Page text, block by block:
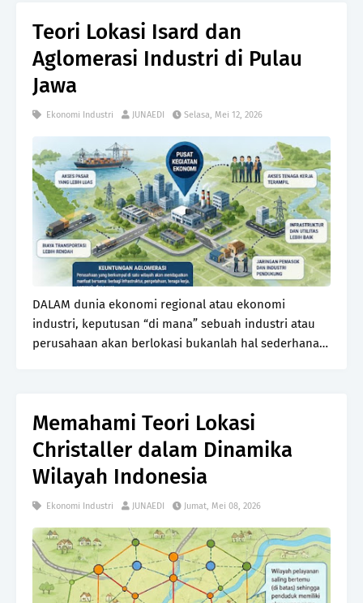
Teori Lokasi Isard dan
Aglomerasi Industri di Pulau
Jawa
Ekonomi Industri JUNAEDI Selasa, Mei 12, 2026
DALAM dunia ekonomi regional atau ekonomi
industri, keputusan “di mana” sebuah industri atau
perusahaan akan berlokasi bukanlah hal sederhana.
Memahami Teori Lokasi
Christaller dalam Dinamika
Wilayah Indonesia
Ekonomi Industri JUNAEDI Jumat, Mei 08, 2026